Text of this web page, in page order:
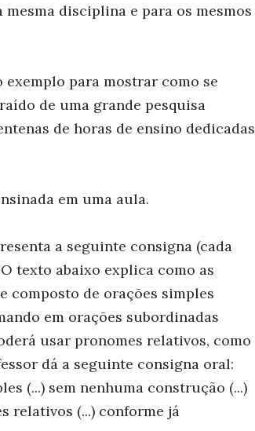
disciplina e para os mesmos
exemplo para mostrar como se
de uma grande pesquisa
de horas de ensino dedicadas
em uma aula.
a seguinte consigna (cada
texto abaixo explica como as
composto de orações simples
em orações subordinadas
usar pronomes relativos, como
dá a seguinte consigna oral:
(...) sem nenhuma construção (...)
relativos (...) conforme já